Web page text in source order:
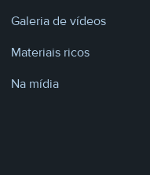
Galeria de vídeos
Materiais ricos
Na mídia